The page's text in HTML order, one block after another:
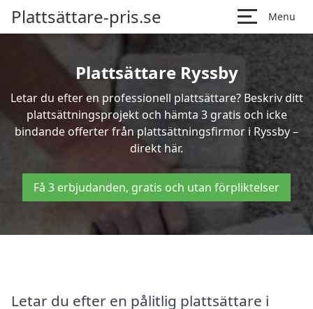
Plattsättare-pris.se Menu
Plattsättare Ryssby
Letar du efter en professionell plattsättare? Beskriv ditt
plattsättningsprojekt och hämta 3 gratis och icke
bindande offerter från plattsättningsfirmor i Ryssby –
direkt här.
Få 3 erbjudanden, gratis och utan förpliktelser
Letar du efter en pålitlig plattsättare i